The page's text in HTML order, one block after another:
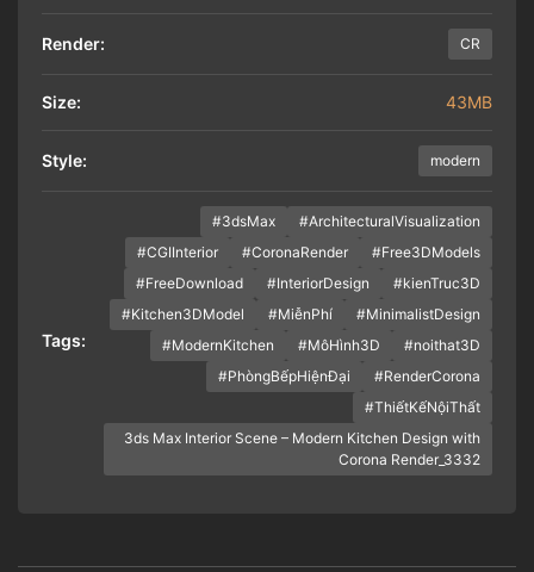
Render: CR
Size: 43MB
Style: modern
Tags:
#3dsMax
#ArchitecturalVisualization
#CGIInterior
#CoronaRender
#Free3DModels
#FreeDownload
#InteriorDesign
#kienTruc3D
#Kitchen3DModel
#MiễnPhí
#MinimalistDesign
#ModernKitchen
#MôHình3D
#noithat3D
#PhòngBếpHiệnĐại
#RenderCorona
#ThiếtKếNộiThất
3ds Max Interior Scene – Modern Kitchen Design with
Corona Render_3332